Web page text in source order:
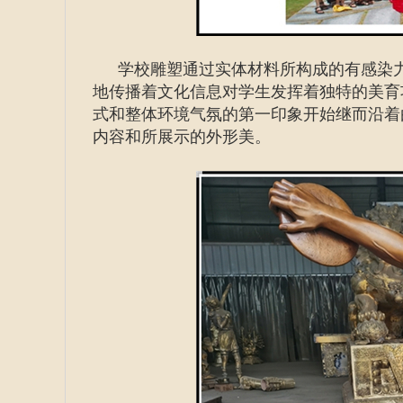
学校雕塑通过实体材料所构成的有感染
地传播着文化信息对学生发挥着独特的美
式和整体环境气氛的第一印象开始继而沿
内容和所展示的外形美。